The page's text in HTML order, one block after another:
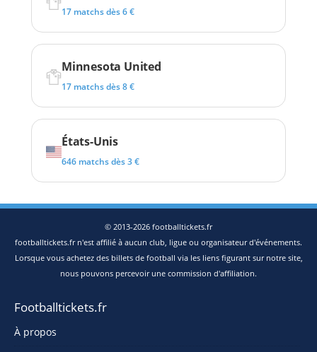
17 matchs dès 6 €
Minnesota United
17 matchs dès 8 €
États-Unis
646 matchs dès 3 €
© 2013-2026 footballtickets.fr
footballtickets.fr n'est affilié à aucun club, ligue ou organisateur d'événements.
Lorsque vous achetez des billets de football via les liens figurant sur notre site,
nous pouvons percevoir une commission d'affiliation.
Footballtickets.fr
À propos